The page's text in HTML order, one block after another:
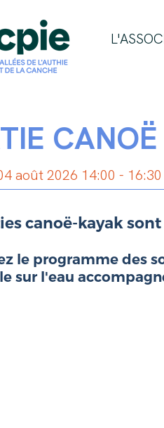
août 2026 14:00 - 16:30
canoë-kayak
le programme des
sur l'eau